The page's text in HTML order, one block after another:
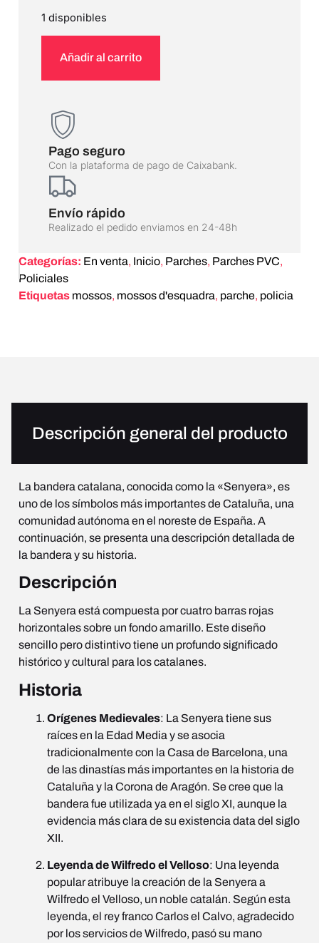
1 disponibles
Añadir al carrito
Pago seguro
Con la plataforma de pago de Caixabank.
Envío rápido
Realizado el pedido enviamos en 24-48h
Categorías: En venta, Inicio, Parches, Parches PVC,
Policiales
Etiquetas mossos, mossos d'esquadra, parche, policia
Descripción general del producto
La bandera catalana, conocida como la «Senyera», es
uno de los símbolos más importantes de Cataluña, una
comunidad autónoma en el noreste de España. A
continuación, se presenta una descripción detallada de
la bandera y su historia.
Descripción
La Senyera está compuesta por cuatro barras rojas
horizontales sobre un fondo amarillo. Este diseño
sencillo pero distintivo tiene un profundo significado
histórico y cultural para los catalanes.
Historia
Orígenes Medievales: La Senyera tiene sus
raíces en la Edad Media y se asocia
tradicionalmente con la Casa de Barcelona, una
de las dinastías más importantes en la historia de
Cataluña y la Corona de Aragón. Se cree que la
bandera fue utilizada ya en el siglo XI, aunque la
evidencia más clara de su existencia data del siglo
XII.
Leyenda de Wilfredo el Velloso: Una leyenda
popular atribuye la creación de la Senyera a
Wilfredo el Velloso, un noble catalán. Según esta
leyenda, el rey franco Carlos el Calvo, agradecido
por los servicios de Wilfredo, pasó su mano